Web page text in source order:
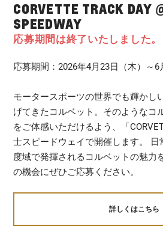
CORVETTE TRACK DAY
SPEEDWAY
応募期間は終了いたしました。
応募期間：2026年4月23日（木）～6
モータースポーツの世界でも輝かし
げてきたコルベット。そのようなコ
をご体感いただけるよう、「
士スピードウェイで開催します。 日
度域で発揮されるコルベットの魅力
の機会にぜひご応募ください。
詳しくはこちら